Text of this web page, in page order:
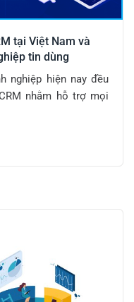
tại Việt Nam và
tin dùng
nghiệp hiện nay đều
nhằm hỗ trợ mọi